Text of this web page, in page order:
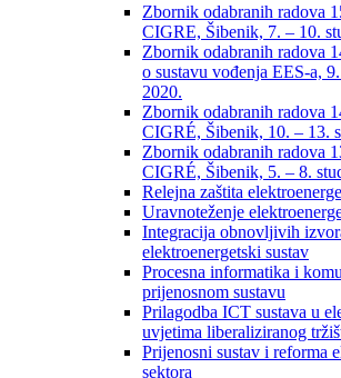
Zbornik odabranih radova
CIGRE, Šibenik, 7. – 10.
Zbornik odabranih radova
o sustavu vođenja EES-a,
2020.
Zbornik odabranih radova
CIGRÉ, Šibenik, 10. – 13.
Zbornik odabranih radova
CIGRÉ, Šibenik, 5. – 8.
Relejna zaštita
Uravnoteženje
Integracija obnovljivih
elektroenergetski sustav
Procesna informatika i
prijenosnom sustavu
Prilagodba ICT sustava u
uvjetima liberaliziranog
Prijenosni sustav i reforma
sektora